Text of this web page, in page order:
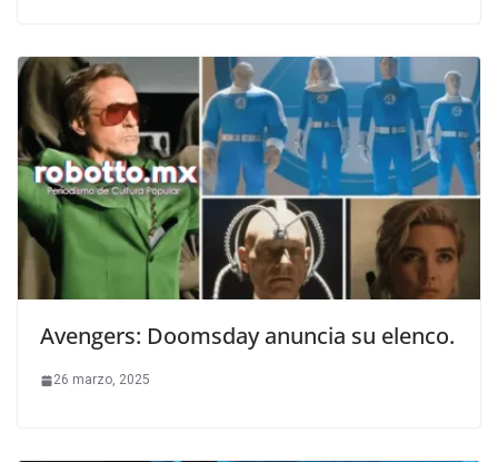
Avengers: Doomsday anuncia su elenco.
26 marzo, 2025